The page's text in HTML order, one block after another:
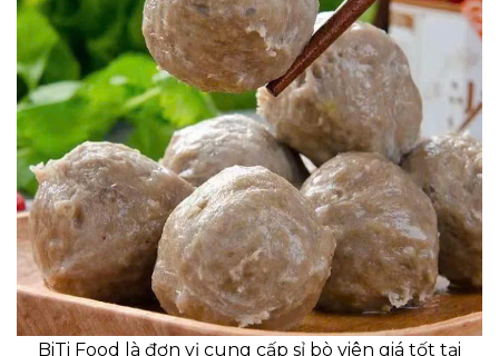
BiTi Food là đơn vị cung cấp sỉ bò viên giá tốt tại